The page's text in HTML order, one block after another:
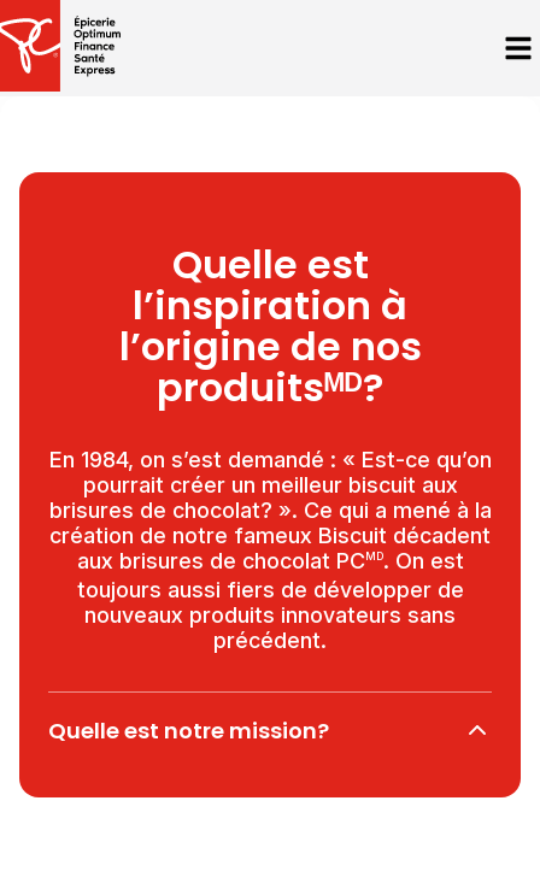
pour la qualité
Quelle est
l’inspiration à
l’origine de nos
produitsᴹᴰ?
En 1984, on s’est demandé : « Est-ce qu’on
pourrait créer un meilleur biscuit aux
brisures de chocolat? ». Ce qui a mené à la
création de notre fameux Biscuit décadent
aux brisures de chocolat PCMD. On est
toujours aussi fiers de développer de
nouveaux produits innovateurs sans
précédent.
Quelle est notre mission?